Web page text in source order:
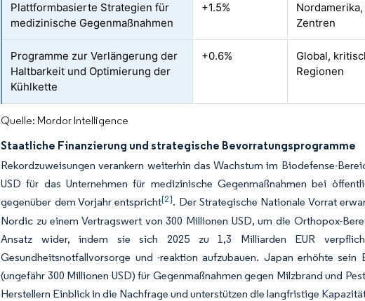
Plattformbasierte Strategien für
medizinische Gegenmaßnahmen
+1.5%
Zentren
Programme zur Verlängerung der
Haltbarkeit und Optimierung der
Kühlkette
+0.6%
Global,
Regionen
Quelle: Mordor Intelligence
Staatliche Finanzierung und strategische Bevorratungsprogramme
Rekordzuweisungen verankern weiterhin das Wachstum im Biodefense-
USD für das Unternehmen für medizinische Gegenmaßnahmen bei
gegenüber dem Vorjahr entspricht[2]. Der Strategische Nationale Vorrat
Nordic zu einem Vertragswert von 300 Millionen USD, um die Orthopox-
Ansatz wider, indem sie sich 2025 zu 1,3 Milliarden EUR
Gesundheitsnotfallvorsorge und -reaktion aufzubauen. Japan erhöhte
(ungefähr 300 Millionen USD) für Gegenmaßnahmen gegen Milzbrand und
Herstellern Einblick in die Nachfrage und unterstützen die langfristige